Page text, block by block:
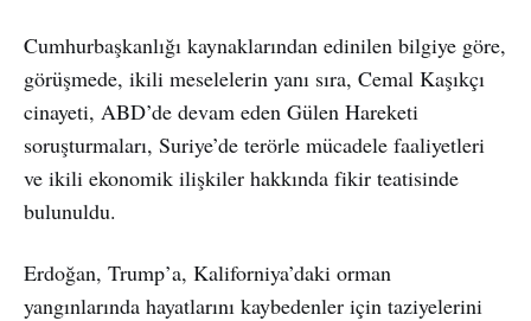
Cumhurbaşkanlığı kaynaklarından edinilen bilgiye göre,
görüşmede, ikili meselelerin yanı sıra, Cemal Kaşıkçı
cinayeti, ABD’de devam eden Gülen Hareketi
soruşturmaları, Suriye’de terörle mücadele faaliyetleri
ve ikili ekonomik ilişkiler hakkında fikir teatisinde
bulunuldu.
Erdoğan, Trump’a, Kaliforniya’daki orman
yangınlarında hayatlarını kaybedenler için taziyelerini